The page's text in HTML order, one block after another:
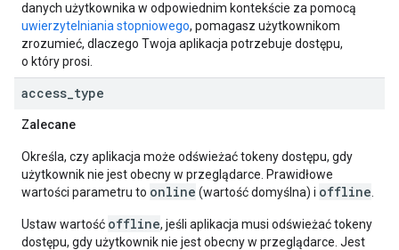
danych użytkownika w odpowiednim kontekście za pomocą
uwierzytelniania stopniowego, pomagasz użytkownikom
zrozumieć, dlaczego Twoja aplikacja potrzebuje dostępu,
o który prosi.
access type
Zalecane
Określa, czy aplikacja może odświeżać tokeny dostępu, gdy
użytkownik nie jest obecny w przeglądarce. Prawidłowe
wartości parametru to online (wartość domyślna) i offline
Ustaw wartość offline, jeśli aplikacja musi odświeżać tokeny
dostępu, gdy użytkownik nie jest obecny w przeglądarce. Jest